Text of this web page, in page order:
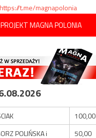
https://t.me/magnapolonia
MAGNA POLONIA
100,00
POLIŃSKA i
50,00